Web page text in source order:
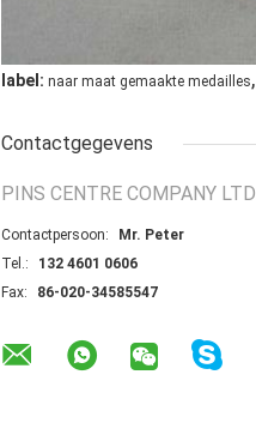
label: naar maat gemaakte medailles,
Contactgegevens
PINS CENTRE COMPANY LTD
Contactpersoon:
Mr. Peter
Tel.:
132 4601 0606
Fax:
86-020-34585547